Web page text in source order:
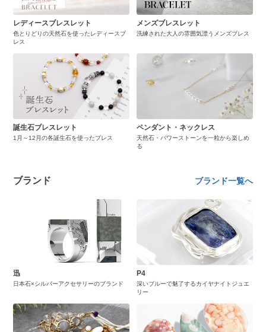
レディースブレスレット
色とりどりの天然石を使ったレディースブ
レス
メンズブレスレット
洗練された大人の雰囲気漂うメンズブレス
誕生石ブレスレット
1月～12月の各誕生石を使ったブレス
ペンダント・ネックレス
天然石・パワーストーンを一粒から楽しめ
る
ブランド ブランド一覧へ
迅
日本石×シルバーアクセサリーのブランド
P4
深いブルーで魅了するカイヤナイトジュエ
リー